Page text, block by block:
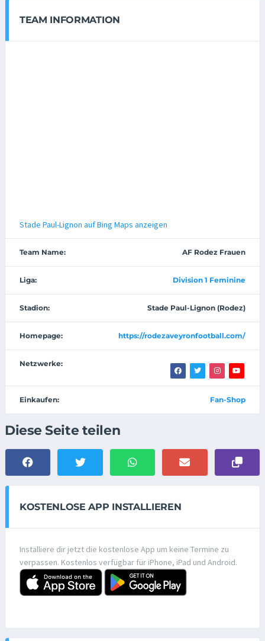
TEAM INFORMATION
Stade Paul-Lignon auf Bing Maps anzeigen
Team Name: AF Rodez Frauen
Liga: Division 1 Feminine
Stadion: Stade Paul-Lignon (Rodez)
Homepage: https://rodezaveyronfootball.com/
Netzwerke:
Einkaufen: Fan-Shop
Diese Seite teilen
KOSTENLOSE APP INSTALLIEREN
Installiere dir jetzt die kostenlose App um keine Termine zu
verpassen. Kostenlos verfügbar für iPhone, iPad und Android.